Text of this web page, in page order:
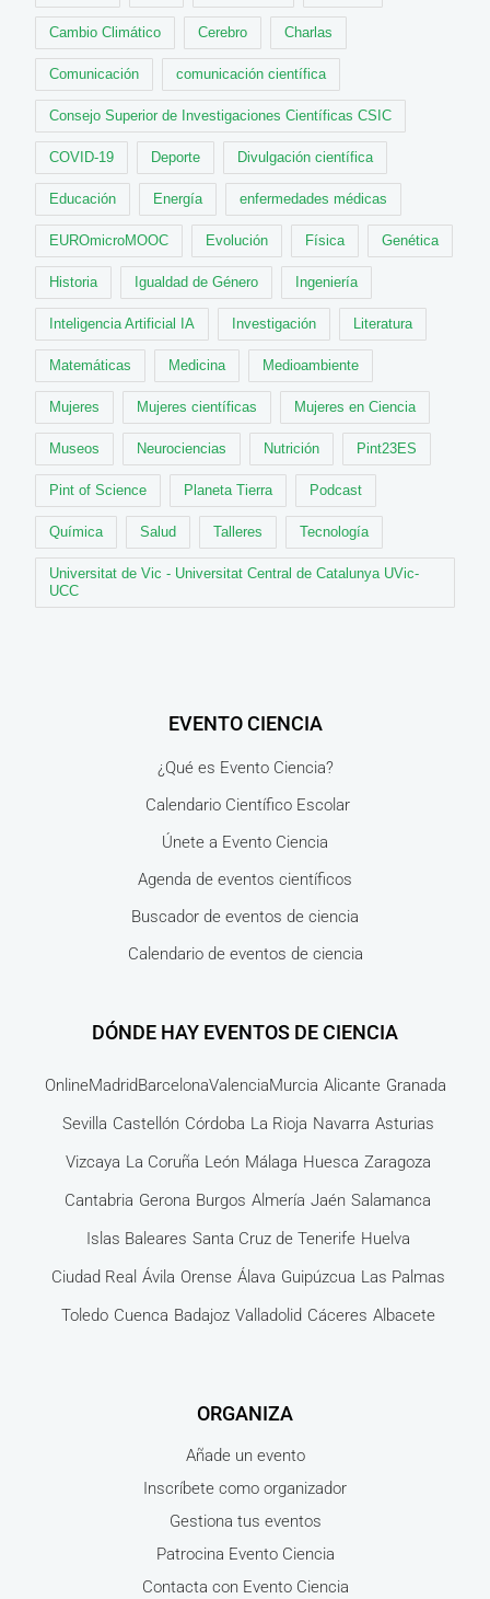
Cambio Climático Cerebro Charlas
Comunicación comunicación científica
Consejo Superior de Investigaciones Científicas CSIC
COVID-19 Deporte Divulgación científica
Educación Energía enfermedades médicas
EUROmicroMOOC Evolución Física Genética
Historia Igualdad de Género Ingeniería
Inteligencia Artificial IA Investigación Literatura
Matemáticas Medicina Medioambiente
Mujeres Mujeres científicas Mujeres en Ciencia
Museos Neurociencias Nutrición Pint23ES
Pint of Science Planeta Tierra Podcast
Química Salud Talleres Tecnología
Universitat de Vic - Universitat Central de Catalunya UVic-
UCC
EVENTO CIENCIA
¿Qué es Evento Ciencia?
Calendario Científico Escolar
Únete a Evento Ciencia
Agenda de eventos científicos
Buscador de eventos de ciencia
Calendario de eventos de ciencia
DÓNDE HAY EVENTOS DE CIENCIA
OnlineMadridBarcelonaValenciaMurcia Alicante Granada
Sevilla Castellón Córdoba La Rioja Navarra Asturias
Vizcaya La Coruña León Málaga Huesca Zaragoza
Cantabria Gerona Burgos Almería Jaén Salamanca
Islas Baleares Santa Cruz de Tenerife Huelva
Ciudad Real Ávila Orense Álava Guipúzcua Las Palmas
Toledo Cuenca Badajoz Valladolid Cáceres Albacete
ORGANIZA
Añade un evento
Inscríbete como organizador
Gestiona tus eventos
Patrocina Evento Ciencia
Contacta con Evento Ciencia